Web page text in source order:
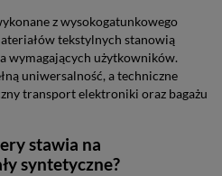
z wysokogatunkowego
tekstylnych stanowią
wymagających użytkowników.
uniwersalność, a techniczne
transport elektroniki oraz bagażu
stawia na
syntetyczne?